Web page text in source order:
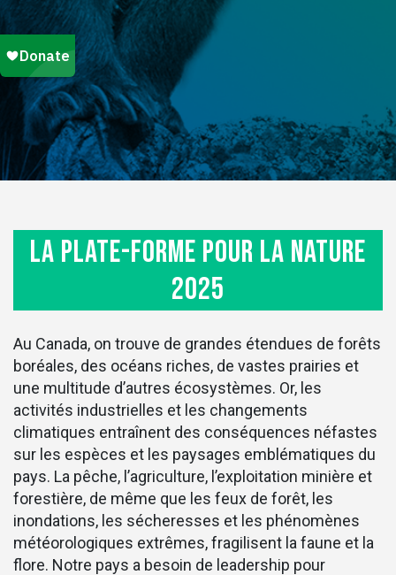
La plate-forme pour la nature
2025
Au Canada, on trouve de grandes étendues de forêts
boréales, des océans riches, de vastes prairies et
une multitude d’autres écosystèmes. Or, les
activités industrielles et les changements
climatiques entraînent des conséquences néfastes
sur les espèces et les paysages emblématiques du
pays. La pêche, l’agriculture, l’exploitation minière et
forestière, de même que les feux de forêt, les
inondations, les sécheresses et les phénomènes
météorologiques extrêmes, fragilisent la faune et la
flore. Notre pays a besoin de leadership pour